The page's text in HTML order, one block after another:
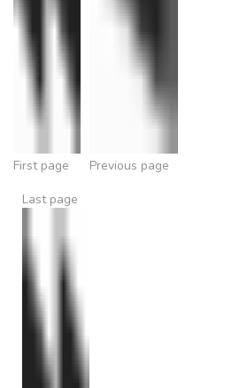
First page Previous page
Last page